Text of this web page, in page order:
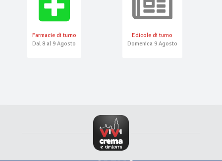
Farmacie di turno
Dal 8 al 9 Agosto
Edicole di turno
Domenica 9 Agosto